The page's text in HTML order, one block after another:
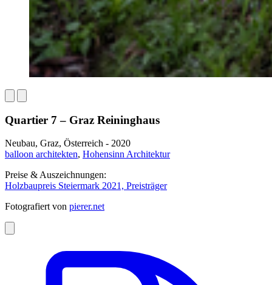
Quartier 7 – Graz Reininghaus
Neubau, Graz, Österreich - 2020
balloon architekten, Hohensinn Architektur
Preise & Auszeichnungen:
Holzbaupreis Steiermark 2021, Preisträger
Fotografiert von pierer.net